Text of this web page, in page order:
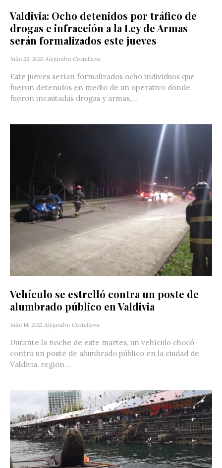
Valdivia: Ocho detenidos por tráfico de
drogas e infracción a la Ley de Armas
serán formalizados este jueves
Julio 22, 2021 Alejandra Castellano
Este jueves serían formalizados ocho individuos que
fueron detenidos en medio de un operativo donde
fueron incautadas drogas y armas,...
Vehículo se estrelló contra un poste de
alumbrado público en Valdivia
Julio 14, 2021 Alejandra Castellano
Durante la noche de este martes, un vehículo chocó
contra un poste de alumbrado público en la ciudad de
Valdivia, región...